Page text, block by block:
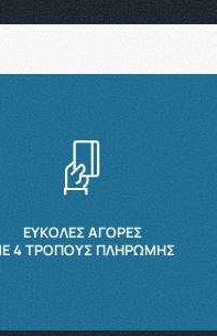
ΕΥΚΟΛΕΣ ΑΓΟΡΕΣ
4 ΤΡΌΠΟΥΣ ΠΛΗΡΩΜΉΣ